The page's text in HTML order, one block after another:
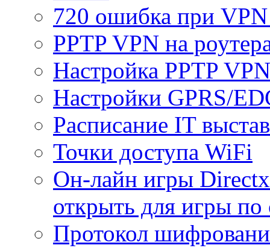
720 ошибка при
PPTP VPN на
Настройка PPTP
Настройки GPRS/
Расписание IT
Точки доступа WiFi
Он-лайн игры
открыть для игры по
Протокол